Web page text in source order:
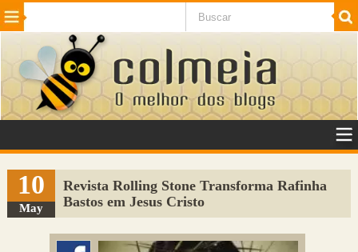
Beleza Cinema e TV
Internet Jogos NotÃ­cias SaÃºde
VeÃ­culos Adulto
Sugerir Link
Adicionar Blog
Colmeia Exchange
10
May
Revista Rolling Stone Transforma Rafinha
Bastos em Jesus Cristo